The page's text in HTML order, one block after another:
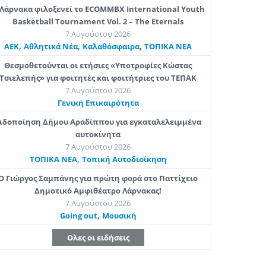
φιλοξενεί το ECOMMBX International Youth
Basketball Tournament Vol. 2 – The Eternals
7 Αυγούστου 2026
ΑΕΚ,Αθλητικά Νέα, Καλαθόσφαιρα,ΤΟΠΙΚΑ ΝΕΑ
Θεσμοθετούνται οι ετήσιες «Υποτροφίες Κώστας
Τσιελεπής» για φοιτητές και φοιτήτριες του ΤΕΠΑΚ
7 Αυγούστου 2026
Γενική Επικαιρότητα
Δήμου Αραδίππου για εγκαταλελειμμένα
αυτοκίνητα
7 Αυγούστου 2026
ΤΟΠΙΚΑ ΝΕΑ, Τοπική Αυτοδιοίκηση
Γιώργος Σαμπάνης για πρώτη φορά στο Παττίχειο
Δημοτικό Αμφιθέατρο Λάρνακας!
7 Αυγούστου 2026
Going out, Μουσική
Ολες οι ειδήσεις